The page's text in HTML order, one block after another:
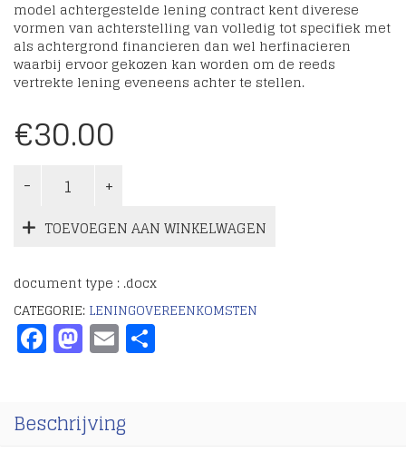
model achtergestelde lening contract kent diverese
vormen van achterstelling van volledig tot specifiek met
als achtergrond financieren dan wel herfinacieren
waarbij ervoor gekozen kan worden om de reeds
vertrekte lening eveneens achter te stellen.
€30.00
TOEVOEGEN AAN WINKELWAGEN
document type : .docx
CATEGORIE: LENINGOVEREENKOMSTEN
Facebook
Mastodon
Email
Beschrijving